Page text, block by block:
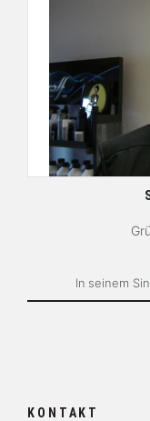
In seinem
KONTAKT